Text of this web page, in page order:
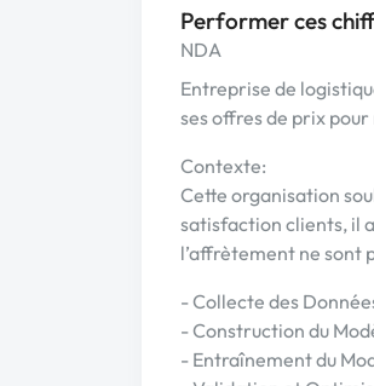
Performer ces
NDA
Entreprise de
ses offres de prix
Contexte:
Cette organisation
satisfaction clients, il
l’affrètement ne sont
- Collecte des
- Construction du
- Entraînement du